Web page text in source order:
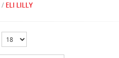
ELI LILLY